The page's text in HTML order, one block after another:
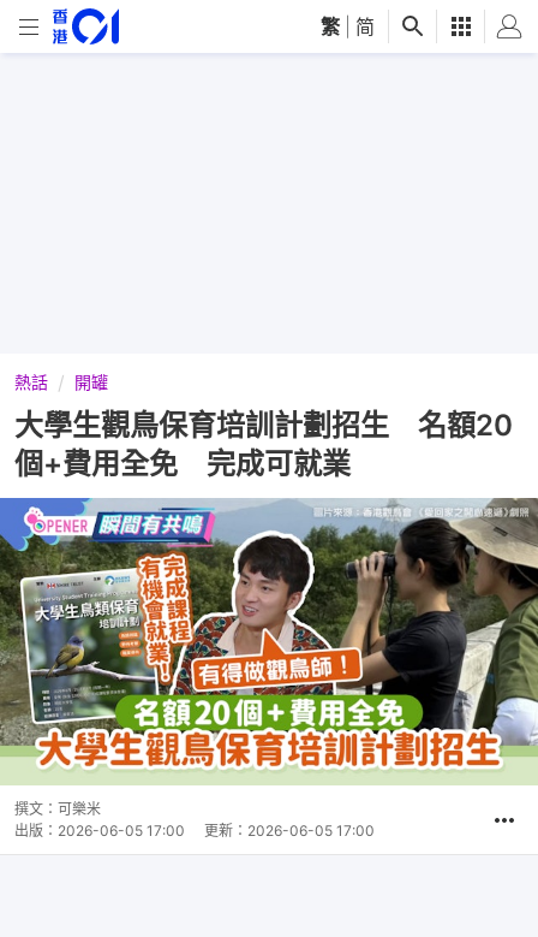
繁 简
熱話 開罐
大學生觀鳥保育培訓計劃招生 名額20
個+費用全免 完成可就業
撰文： 可樂米
出版： 2026-06-05 17:00 更新： 2026-06-05 17:00